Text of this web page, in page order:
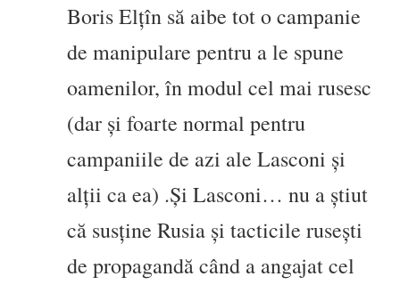
Boris Elțîn să aibe tot o campanie
de manipulare pentru a le spune
oamenilor, în modul cel mai rusesc
(dar și foarte normal pentru
campaniile de azi ale Lasconi și
alții ca ea) .Și Lasconi… nu a știut
că susține Rusia și tacticile rusești
de propagandă când a angajat cel